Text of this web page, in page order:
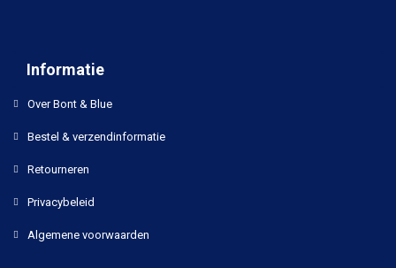
Informatie
Over Bont & Blue
Bestel & verzendinformatie
Retourneren
Privacybeleid
Algemene voorwaarden